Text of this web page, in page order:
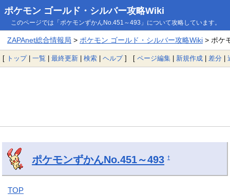
ポケモン ゴールド・シルバー攻略Wiki
このページでは「ポケモンずかんNo.451～493」について攻略しています。
ZAPAnet総合情報局 > ポケモン ゴールド・シルバー攻略Wiki> ポケ
[ トップ| 一覧 | 最終更新 | 検索 | ヘルプ] [ ページ編集 | 新規作成 | 差分 |
ポケモンずかんNo.451～493 †
TOP